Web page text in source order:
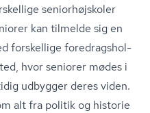
se­ni­o­r­højsko­ler
kan tilmelde sig en
forskellige fored­rags­hol­
hvor seniorer mødes i
udbygger deres viden.
alt fra politik og historie